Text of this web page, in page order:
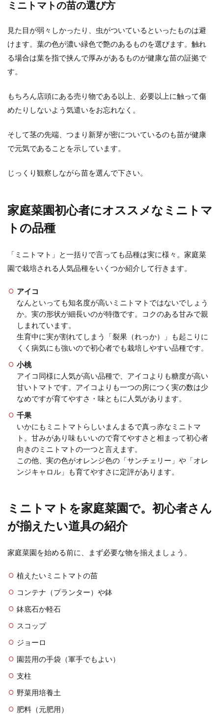
しても美味しいみんな大好きサツマイモ。 家
家庭菜園でネギ栽培。プランターで
ネギも簡単に家庭菜園で栽培することが出来
る野菜の一つです。 またベランダや少しのス
てご紹介
しくて栄養もあるので、人気の野菜のひとつ
野菜が美味しい季節は夏だけではありませ
ん。 夏が過ぎ、11月でもプランターで育てる
方を最初から収穫まで紹介
プランターで育てやすい夏野菜の代表、きゅ
庭菜園初心者...
ナスを種から栽培しよう！プランタ
ナスを種から育てることは少し難易度の高い
栽培方法です。自宅のベランダなどで、ナス
をプランター栽培する...
は出来る。手順とポイント
ミニトマトの苗の選び方
見た目が弱々しかったり、虫がついているといったものは避
けます。葉の色が濃い緑色で艶のあるものを選びます。触れ
る場合は葉を指で挟んで厚みがあるものが健康な苗の証拠で
す。
もちろん店頭にある売り物である以上、必要以上に触って傷
めたりしないよう気遣いをお忘れなく。
そして茎の先端、つまり新芽が密についているのも苗が健康
で元気であることを示しています。
じっくり観察しながら苗を選んで下さい。
家庭菜園初心者にオススメなミニトマ
トの品種
「ミニトマト」と一括りで言っても品種は実に様々。家庭菜
園で栽培される人気品種をいくつか紹介して行きます。
アイコ
なんといっても知名度が高いミニトマトではないでしょう
か。実の形状が細長いのが特徴です。コクのある甘みで親
しまれています。
生育中に実が割れてしまう「裂果（れっか）」も起こりに
くく病気にも強いので初心者でも栽培しやすい品種です。
小桃
アイコ同様に人気が高い品種で、アイコよりも糖度が高い
甘いトマトです。アイコよりも一つの房につく実の数は少
なめですが育てやすさ・味ともに人気があります。
千果
いかにもミニトマトらしいまんまるで真っ赤なミニトマ
ト。甘みがあり味もいいので育てやすさと相まって初心者
向きのミニトマトの一つと言えます。
この他、実の色がオレンジ色の「サンチェリー」や「オレ
ンジキャロル」も育てやすさに定評があります。
ミニトマトを家庭菜園で。初心者さん
が揃えたい道具の紹介
家庭菜園を始める前に、まず必要な物を揃えましょう。
植えたいミニトマトの苗
コンテナ（プランター）や鉢
鉢底石か軽石
スコップ
ジョーロ
園芸用の手袋（軍手でもよい）
支柱
野菜用培養土
肥料（元肥用）